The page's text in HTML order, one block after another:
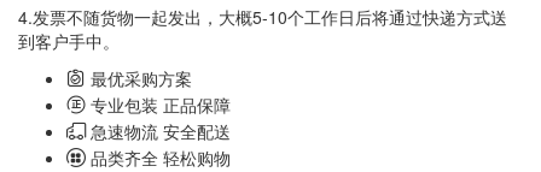
4.发票不随货物一起发出，大概5-10个工作日后将通过快递方式送
到客户手中。
最优采购方案
专业包装 正品保障
急速物流 安全配送
品类齐全 轻松购物